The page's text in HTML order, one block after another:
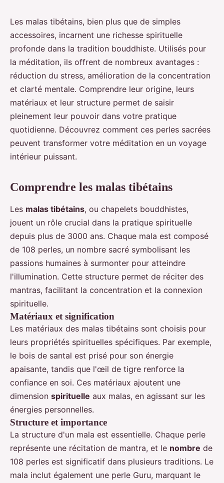
Découvrez les bienfaits des
malas tibetains pour votre
méditation
Gabin•21 octobre 2024•4 min de lecture
Les malas tibétains, bien plus que de simples
accessoires, incarnent une richesse spirituelle
profonde dans la tradition bouddhiste. Utilisés pour
la méditation, ils offrent de nombreux avantages :
réduction du stress, amélioration de la concentration
et clarté mentale. Comprendre leur origine, leurs
matériaux et leur structure permet de saisir
pleinement leur pouvoir dans votre pratique
quotidienne. Découvrez comment ces perles sacrées
peuvent transformer votre méditation en un voyage
intérieur puissant.
Comprendre les malas tibétains
Les malas tibétains, ou chapelets bouddhistes,
jouent un rôle crucial dans la pratique spirituelle
depuis plus de 3000 ans. Chaque mala est composé
de 108 perles, un nombre sacré symbolisant les
passions humaines à surmonter pour atteindre
l'illumination. Cette structure permet de réciter des
mantras, facilitant la concentration et la connexion
spirituelle.
Matériaux et signification
Les matériaux des malas tibétains sont choisis pour
leurs propriétés spirituelles spécifiques. Par exemple,
le bois de santal est prisé pour son énergie
apaisante, tandis que l'œil de tigre renforce la
confiance en soi. Ces matériaux ajoutent une
dimension spirituelle aux malas, en agissant sur les
énergies personnelles.
Structure et importance
La structure d'un mala est essentielle. Chaque perle
représente une récitation de mantra, et le nombre de
108 perles est significatif dans plusieurs traditions. Le
mala inclut également une perle Guru, marquant le